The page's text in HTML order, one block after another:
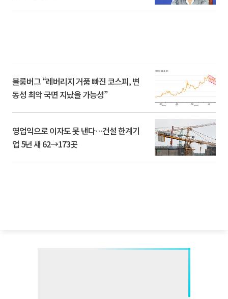
블룸버그 “레버리지 거품 빠진 코스피, 변
동성 최악 국면 지났을 가능성”
영업익으로 이자도 못 낸다…건설 한계기
업 5년 새 62→173곳